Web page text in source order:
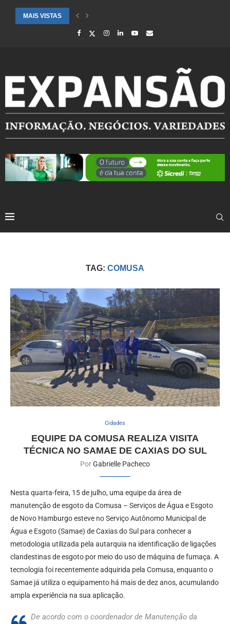
MAIS VISTAS
DEFESA CIVIL REFORÇA MONITORAMENTO POR PREVISÃO DE
TAG: COMUSA
Cidades
EQUIPE DA COMUSA REALIZA VISITA
TÉCNICA NO SAMAE DE CAXIAS DO SUL
PorGabrielle Pacheco
Nesta quarta-feira, 15 de julho, uma equipe da área de
manutenção de esgoto da Comusa – Serviços de Água e Esgoto
de Novo Hamburgo esteve no Serviço Autônomo Municipal de
Água e Esgoto (Samae) de Caxias do Sul para conhecer a
metodologia utilizada pela autarquia na identificação de ligações
clandestinas de esgoto por meio do uso de máquina de fumaça. A
tecnologia foi recentemente adquirida pela Comusa, enquanto o
Samae já utiliza o equipamento há mais de dez anos, acumulando
ampla experiência na sua aplicação.
De acordo com o coordenador de Manutenção da